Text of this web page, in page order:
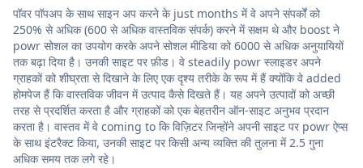
पॉवर पॉपअप के साथ साइन अप करने के just months में वे अपने संपर्कों को
250% से अधिक (600 से अधिक वास्तविक संपर्क) करने में सक्षम थे और boost ने
powr सोशल का उपयोग करके अपने सोशल मीडिया को 6000 से अधिक अनुयायियों
तक बढ़ा दिया है। उनकी साइट पर फ़ीड। वे steadily powr स्लाइडर अपने
ग्राहकों को शीघ्रता से दिखाने के लिए एक दृश्य तरीके के रूप में हैं क्योंकि वे added
होमपेज हैं कि वास्तविक जीवन में उत्पाद कैसे दिखते हैं। यह अपने उत्पादों को अच्छी
तरह से प्रदर्शित करता है और ग्राहकों को एक बेहतरीन ऑन-साइट अनुभव प्रदान
करता है। वास्तव में वे coming to कि विज़िटर जिन्होंने अपनी साइट पर powr ऐप्स
के साथ इंटरैक्ट किया, उनकी साइट पर किसी अन्य व्यक्ति की तुलना में 2.5 गुना
अधिक समय तक लगे रहे।